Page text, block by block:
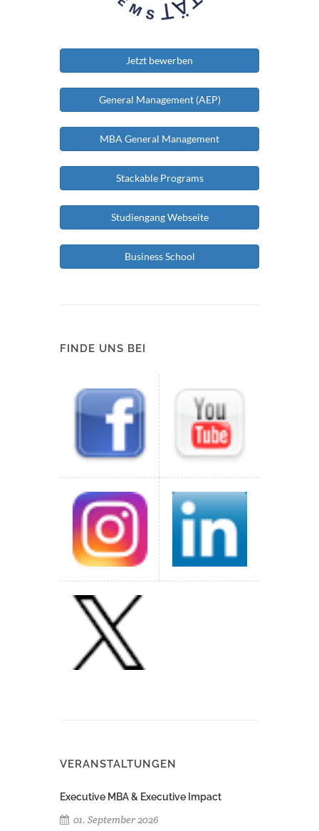
Jetzt bewerben
General Management (AEP)
MBA General Management
Stackable Programs
Studiengang Webseite
Business School
FINDE UNS BEI
VERANSTALTUNGEN
Executive MBA & Executive Impact
01. September 2026